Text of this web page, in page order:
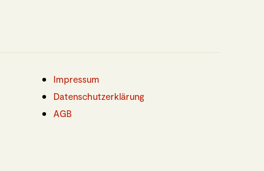
Impressum
Datenschutzerklärung
AGB